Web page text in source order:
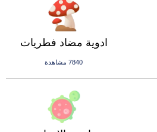
ادوية مضاد فطريات
7840 مشاهدة